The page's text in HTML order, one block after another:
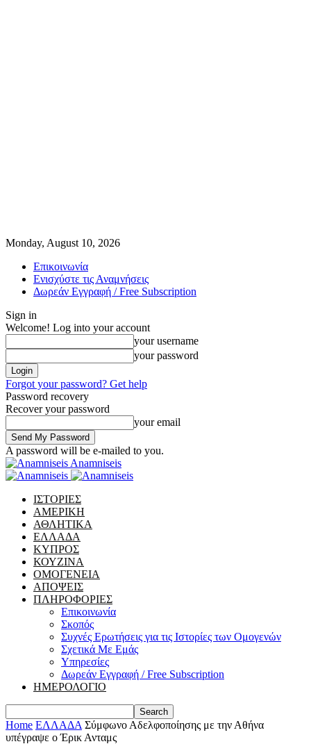
Monday, August 10, 2026
Επικοινωνία
Ενισχύστε τις Αναμνήσεις
Δωρεάν Εγγραφή / Free Subscription
Sign in
Welcome! Log into your account
your username
your password
Forgot your password? Get help
Password recovery
Recover your password
your email
A password will be e-mailed to you.
Anamniseis
ΙΣΤΟΡΙΕΣ
ΑΜΕΡΙΚΗ
ΑΘΛΗΤΙΚΑ
ΕΛΛΑΔΑ
ΚΥΠΡΟΣ
ΚΟΥΖΙΝΑ
ΟΜΟΓΕΝΕΙΑ
ΑΠΟΨΕΙΣ
ΠΛΗΡΟΦΟΡΙΕΣ
Επικοινωνία
Σκοπός
Συχνές Ερωτήσεις για τις Ιστορίες των Ομογενών
Σχετικά Με Εμάς
Υπηρεσίες
Δωρεάν Εγγραφή / Free Subscription
ΗΜΕΡΟΛΟΓΙΟ
Home ΕΛΛΑΔΑ Σύμφωνο Αδελφοποίησης με την Αθήνα
υπέγραψε ο Έρικ Ανταμς